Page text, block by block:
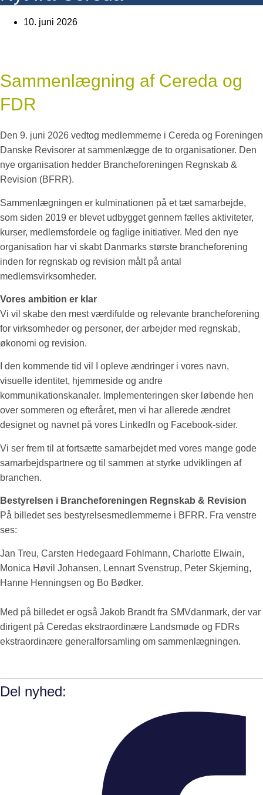
10. juni 2026
Sammenlægning af Cereda og
FDR
Den 9. juni 2026 vedtog medlemmerne i Cereda og Foreningen
Danske Revisorer at sammenlægge de to organisationer. Den
nye organisation hedder Brancheforeningen Regnskab &
Revision (BFRR).
Sammenlægningen er kulminationen på et tæt samarbejde,
som siden 2019 er blevet udbygget gennem fælles aktiviteter,
kurser, medlemsfordele og faglige initiativer. Med den nye
organisation har vi skabt Danmarks største brancheforening
inden for regnskab og revision målt på antal
medlemsvirksomheder.
Vores ambition er klar
Vi vil skabe den mest værdifulde og relevante brancheforening
for virksomheder og personer, der arbejder med regnskab,
økonomi og revision.
I den kommende tid vil I opleve ændringer i vores navn,
visuelle identitet, hjemmeside og andre
kommunikationskanaler. Implementeringen sker løbende hen
over sommeren og efteråret, men vi har allerede ændret
designet og navnet på vores LinkedIn og Facebook-sider.
Vi ser frem til at fortsætte samarbejdet med vores mange gode
samarbejdspartnere og til sammen at styrke udviklingen af
branchen.
Bestyrelsen i Brancheforeningen Regnskab & Revision
På billedet ses bestyrelsesmedlemmerne i BFRR. Fra venstre
ses:
Jan Treu, Carsten Hedegaard Fohlmann, Charlotte Elwain,
Monica Høvil Johansen, Lennart Svenstrup, Peter Skjerning,
Hanne Henningsen og Bo Bødker.
Med på billedet er også Jakob Brandt fra SMVdanmark, der var
dirigent på Ceredas ekstraordinære Landsmøde og FDRs
ekstraordinære generalforsamling om sammenlægningen.
Del nyhed: